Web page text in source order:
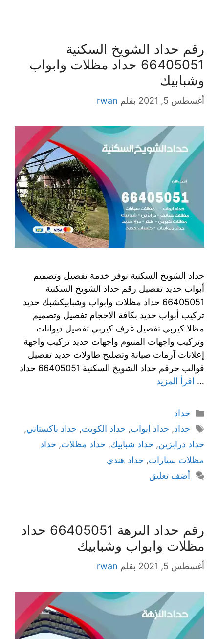
رقم حداد الشويخ السكنية
66405051 حداد مظلات وابواب
وشبابيك
أغسطس 5, 2021 بقلم rwan
حداد الشويخ السكنية نوفر خدمة تفصيل وتصميم
أبواب حديد تفصيل رقم حداد الشويخ السكنية
66405051 حداد مظلات وابواب وشبابيكشبك حديد
تركيب أبواب حديد بكافة الاحجام تفصيل وتصميم
مظلا كيربي تفصيل غرف كيربي تفصيل ديوانات
وتركيب واجهات المنيوم واجهات حديد تركيب واجهة
إعلانات آرمات صيانة وتصليح طاولات حديد تفصيل
قوالب حرقم حداد الشويخ السكنية 66405051 حداد
… اقرأ المزيد
حداد
حداد, حداد ابواب, حداد الكويت, حداد باكستاني,
حداد درابزين, حداد شبابيك, حداد مظلات, حداد
مظلات سيارات, حداد هندي
أضف تعليق
رقم حداد النزهة 66405051 حداد
مظلات وابواب وشبابيك
أغسطس 5, 2021 بقلم rwan